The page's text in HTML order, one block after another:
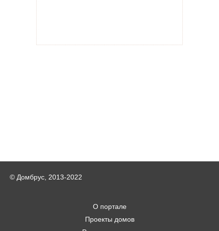
© Домбрус, 2013-2022
О портале
Проекты домов